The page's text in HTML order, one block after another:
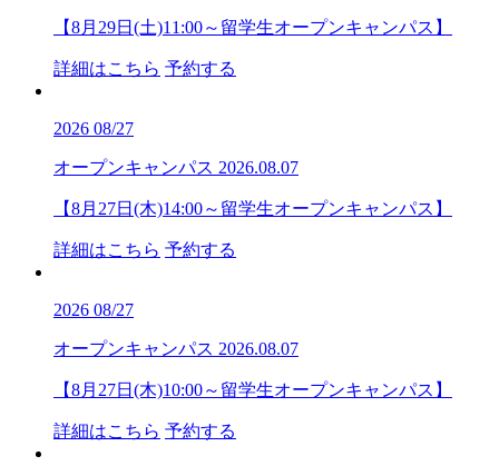
【8月29日(土)11:00～留学生オープンキャンパス】
詳細はこちら 予約する
2026 08/27
オープンキャンパス 2026.08.07
【8月27日(木)14:00～留学生オープンキャンパス】
詳細はこちら 予約する
2026 08/27
オープンキャンパス 2026.08.07
【8月27日(木)10:00～留学生オープンキャンパス】
詳細はこちら 予約する